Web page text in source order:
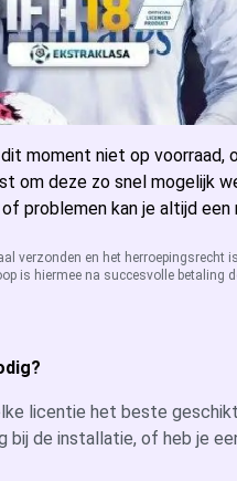
2024
2024
2021 Professional
2019 Professional
2016 Professional
Alle licenties
2025
2022
2026
Server 2022
Server 2019
moment niet op voorraad,
om deze zo snel mogelijk
problemen kan je altijd een
verzonden en het herroepingsrecht
is hiermee na succesvolle betaling
licentie het beste
bij de installatie, of heb je